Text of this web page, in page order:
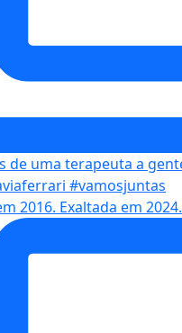
2016. Exaltada em